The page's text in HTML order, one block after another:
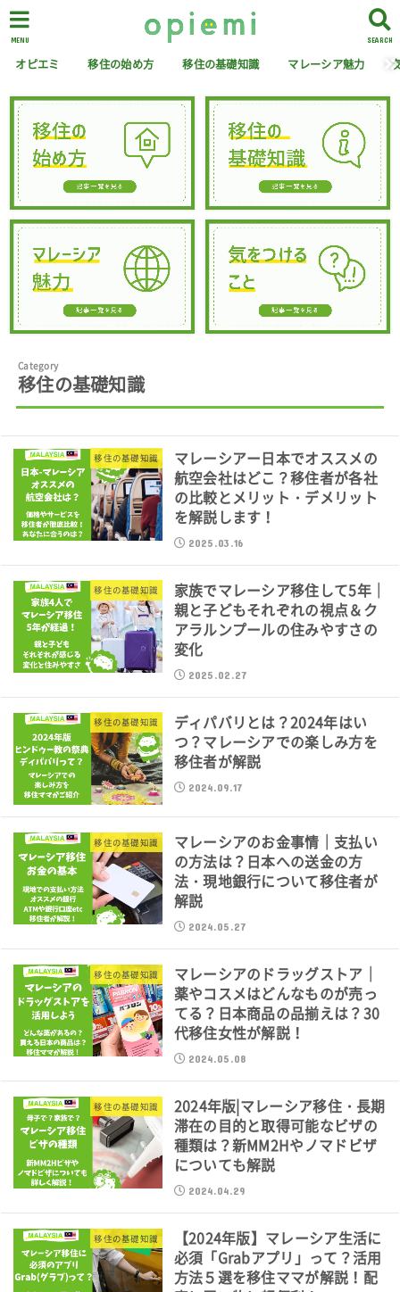
SEARCH
MENU
オピエミ 移住の始め方 移住の基礎知識 マレーシア魅力
移住の基礎知識
移住の基礎知識
マレーシアー日本でオススメの
航空会社はどこ？移住者が各社
の比較とメリット・デメリット
を解説します！
2025.03.16
移住の基礎知識
家族でマレーシア移住して5年｜
親と子どもそれぞれの視点＆ク
アラルンプールの住みやすさの
変化
2025.02.27
移住の基礎知識
ディパバリとは？2024年はい
つ？マレーシアでの楽しみ方を
移住者が解説
2024.09.17
移住の基礎知識
マレーシアのお金事情｜支払い
の方法は？日本への送金の方
法・現地銀行について移住者が
解説
2024.05.27
移住の基礎知識
マレーシアのドラッグストア｜
薬やコスメはどんなものが売っ
てる？日本商品の品揃えは？30
代移住女性が解説！
2024.05.08
移住の基礎知識
2024年版|マレーシア移住・長期
滞在の目的と取得可能なビザの
種類は？新MM2Hやノマドビザ
についても解説
2024.04.29
移住の基礎知識
【2024年版】マレーシア生活に
必須「Grabアプリ」って？活用
方法５選を移住ママが解説！配